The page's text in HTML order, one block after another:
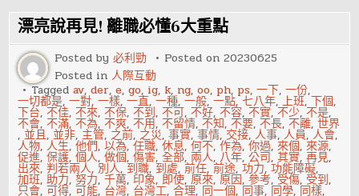
時
請
避
開
這
些
食
品
漂亮說再見! 離職必懂6大重點
Posted by必利勁 Posted on20230625
Posted in人際互動
Taggedav,der,e,go, ig, k, ng,oo, ph, ps,一下,一份,
一切都是,一對,一樣,一直,一種,一般,一點,七八年,上班,下個,
下台,不佳,不來,不保,不到,不可,不好,不容,不實,不少,不是,
不會,不滿,不為,不爽,不用,不留情,不知,不要,不長,不離,世界
,並且,並非,主管, 之前, 之災,事實,事情, 交接,人事,人員,人會,
人物,人生,他們,以為,任職,休息,何不,作為,你過,來個,來源,
促進,保護,個人,做個,傷害,全部, 兩人, 八年,公司,其實,再見,
出來,判若兩人, 別人, 到職, 到處,前任,前途,功力,功能障礙,
加班,助力,努力,千萬, 印象, 即使,原來,原因,參考, 受傷, 受到,
只會,可得,可能, 台灣, 台灣工,合理, 同一個, 同事, 同學, 同樣,